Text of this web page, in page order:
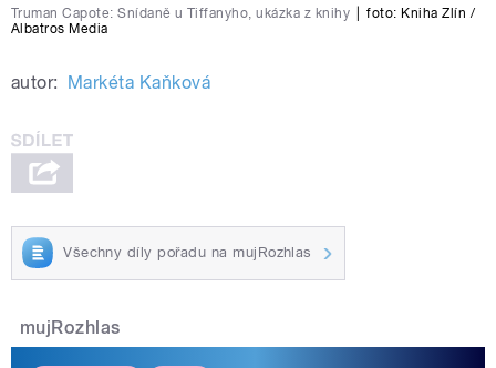
Truman Capote: Snídaně u Tiffanyho, ukázka z knihy foto:Kniha Zlín /
Albatros Media
autor: Markéta Kaňková
Všechny díly pořadu na mujRozhlas
mujRozhlas